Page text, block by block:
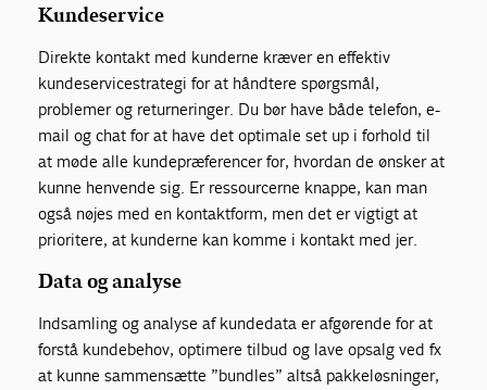
Kundeservice
Direkte kontakt med kunderne kræver en effektiv
kundeservicestrategi for at håndtere spørgsmål,
problemer og returneringer. Du bør have både telefon, e-
mail og chat for at have det optimale set up i forhold til
at møde alle kundepræferencer for, hvordan de ønsker at
kunne henvende sig. Er ressourcerne knappe, kan man
også nøjes med en kontaktform, men det er vigtigt at
prioritere, at kunderne kan komme i kontakt med jer.
Data og analyse
Indsamling og analyse af kundedata er afgørende for at
forstå kundebehov, optimere tilbud og lave opsalg ved fx
at kunne sammensætte ”bundles” altså pakkeløsninger,